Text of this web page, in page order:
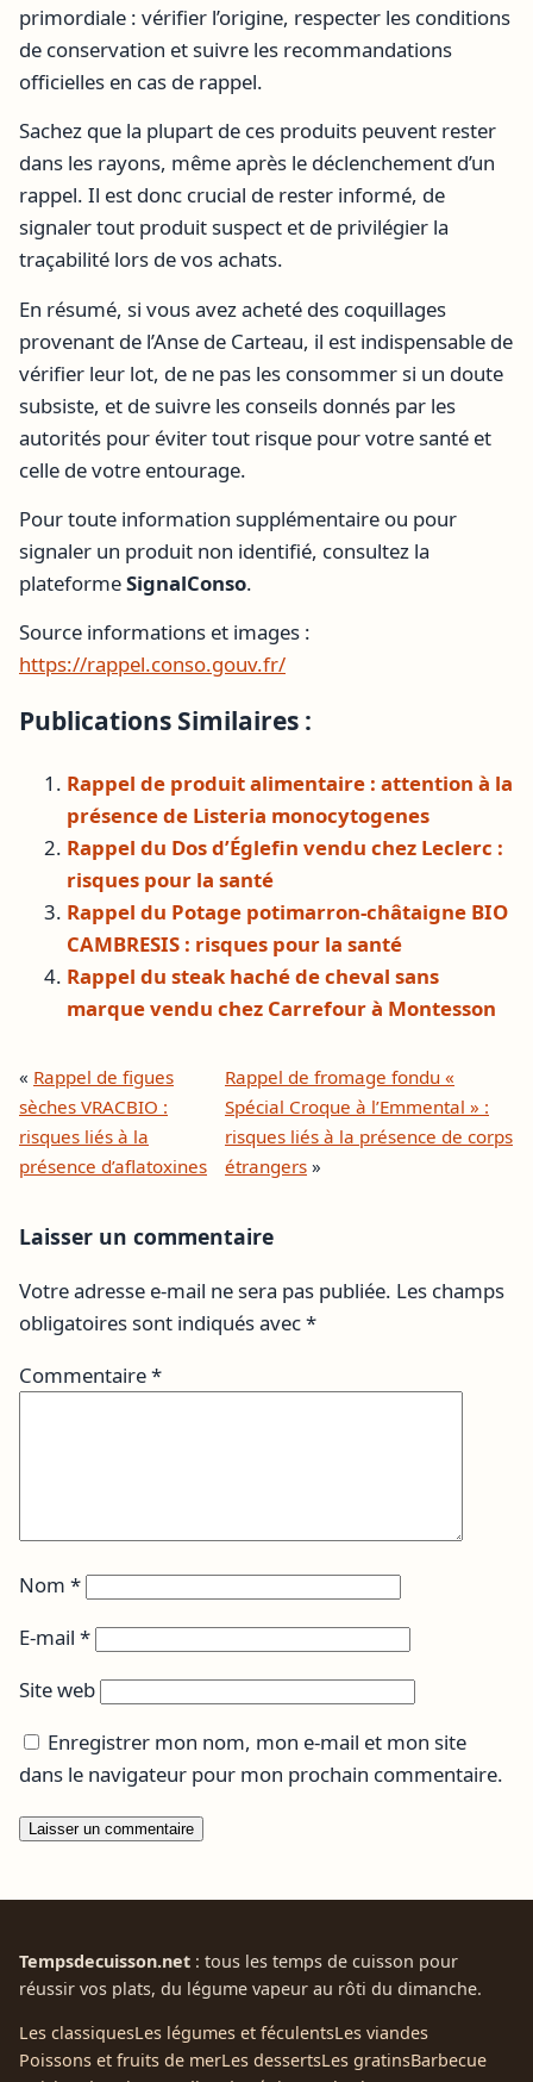
primordiale : vérifier l’origine, respecter les conditions
de conservation et suivre les recommandations
officielles en cas de rappel.
Sachez que la plupart de ces produits peuvent rester
dans les rayons, même après le déclenchement d’un
rappel. Il est donc crucial de rester informé, de
signaler tout produit suspect et de privilégier la
traçabilité lors de vos achats.
En résumé, si vous avez acheté des coquillages
provenant de l’Anse de Carteau, il est indispensable de
vérifier leur lot, de ne pas les consommer si un doute
subsiste, et de suivre les conseils donnés par les
autorités pour éviter tout risque pour votre santé et
celle de votre entourage.
Pour toute information supplémentaire ou pour
signaler un produit non identifié, consultez la
plateformeSignalConso.
Source informations et images :
https://rappel.conso.gouv.fr/
Publications Similaires :
Rappel de produit alimentaire : attention à la
présence de Listeria monocytogenes
Rappel du Dos d’Églefin vendu chez Leclerc :
risques pour la santé
Rappel du Potage potimarron-châtaigne BIO
CAMBRESIS : risques pour la santé
Rappel du steak haché de cheval sans
marque vendu chez Carrefour à Montesson
« Rappel de figues
sèches VRACBIO :
risques liés à la
présence d’aflatoxines
Rappel de fromage fondu «
Spécial Croque à l’Emmental » :
risques liés à la présence de corps
étrangers »
Laisser un commentaire
Votre adresse e-mail ne sera pas publiée. Les champs
obligatoires sont indiqués avec*
Commentaire*
Nom *
E-mail *
Site web
Enregistrer mon nom, mon e-mail et mon site
dans le navigateur pour mon prochain commentaire.
Tempsdecuisson.net : tous les temps de cuisson pour
réussir vos plats, du légume vapeur au rôti du dimanche.
Les classiquesLes légumes et féculentsLes viandes
Poissons et fruits de merLes dessertsLes gratinsBarbecue